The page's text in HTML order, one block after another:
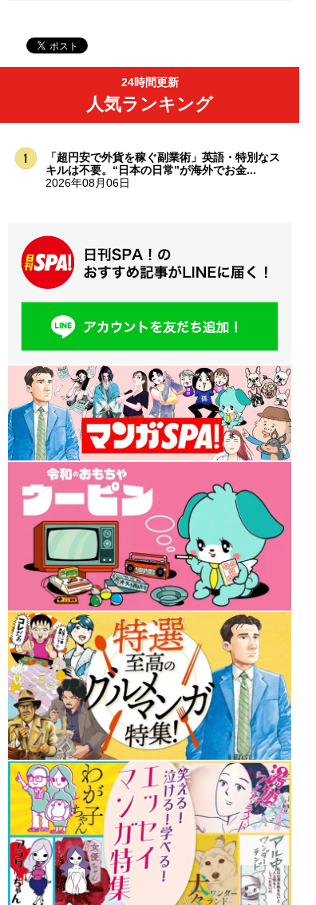
24時間更新
人気ランキング
「超円安で外貨を稼ぐ副業術」英語・特別なス
キルは不要。“日本の日常”が海外でお金...
2026年08月06日